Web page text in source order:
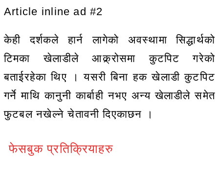
Article inline ad #2
केही दर्शकले हार्न लागेको अवस्थामा सिद्धार्थको
टिमका खेलाडीले आक्र्रोसमा कुटपिट गरेको
बताईरहेका थिए । यसरी बिना हक खेलाडी कुटपिट
गर्ने माथि कानुनी कार्बाही नभए अन्य खेलाडीले समेत
फुटबल नखेल्ने चेतावनी दिएकाछन ।
फेसबुक प्रतिक्रियाहरु